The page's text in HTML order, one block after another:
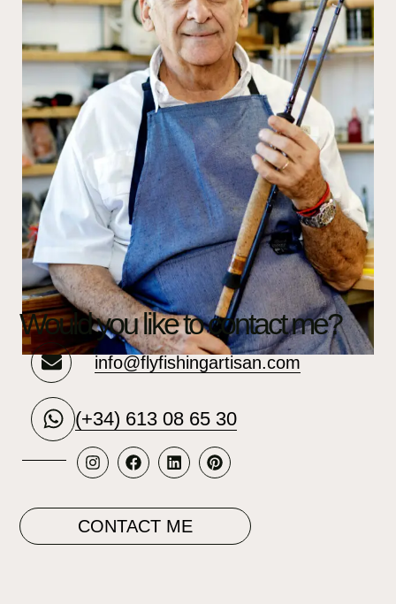
Would you like to contact me?
info@flyfishingartisan.com
(+34) 613 08 65 30
CONTACT ME